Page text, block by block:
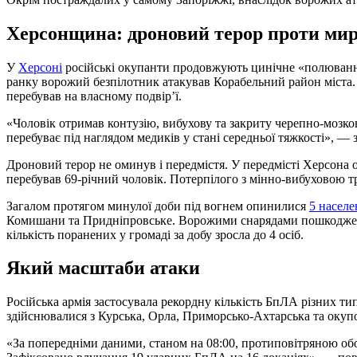
Херсонщина: дроновий терор проти
У Херсоні російські окупанти продовжують цинічне
ранку ворожий безпілотник атакував Корабельний район
перебував на власному подвір’ї.
«Чоловік отримав контузію, вибухову та закриту черепно-
перебуває під наглядом медиків у стані середньої тяжкості»,
Дроновий терор не оминув і передмістя. У передмісті
перебував 69-річний чоловік. Потерпілого з мінно-вибуховою
Загалом протягом минулої доби під вогнем опинилися 5
Комишани та Придніпровське. Ворожими снарядами
кількість поранених у громаді за добу зросла до 4 осіб.
Який масштаби атаки
Російська армія застосувала рекордну кількість БпЛА різних
здійснювалися з Курська, Орла, Приморсько-Ахтарська та
«За попередніми даними, станом на 08:00, протиповітряною